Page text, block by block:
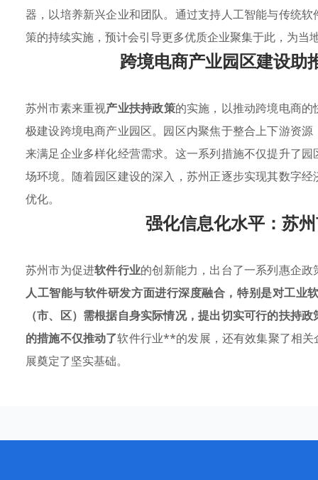
器，以培养新兴企业和团队。通过支持人工智能与传统
策的持续实施，预计会引导更多优质企业聚集于此，为当
跨境电商产业园区建设助
苏州市素来重视产业扶持政策的实施，以推动跨境电商
极建设跨境电商产业园区。园区内聚焦于整合上下游资源
来满足企业多样化经营需求。这一系列措施不仅提升了
场环境。随着园区建设的深入，苏州正逐步实现其数字
优化。
强化信息化水平：苏
苏州市为促进软件行业的创新能力，出台了一系列惠企政
人工智能与软件研发方面进行深度融合，特别是对工业
（市、区）需根据自身实际情况，提出切实可行的扶持
的措施不仅推动了软件行业**的发展，还有效集聚了相
展奠定了坚实基础。